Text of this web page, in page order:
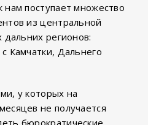
поступает множество
из центральной
дальних регионов:
Камчатки, Дальнего
у которых на
не получается
бюрократические